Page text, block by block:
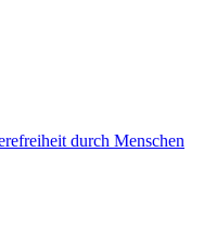
durch Menschen